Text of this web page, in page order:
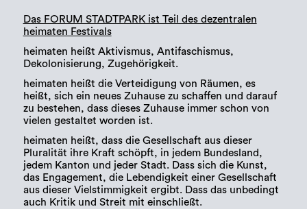
Das FORUM STADTPARK ist Teil des dezentralen
heimaten Festivals
heimaten heißt Aktivismus, Antifaschismus,
Dekolonisierung, Zugehörigkeit.
heimaten heißt die Verteidigung von Räumen, es
heißt, sich ein neues Zuhause zu schaffen und darauf
zu bestehen, dass dieses Zuhause immer schon von
vielen gestaltet worden ist.
heimaten heißt, dass die Gesellschaft aus dieser
Pluralität ihre Kraft schöpft, in jedem Bundesland,
jedem Kanton und jeder Stadt. Dass sich die Kunst,
das Engagement, die Lebendigkeit einer Gesellschaft
aus dieser Vielstimmigkeit ergibt. Dass das unbedingt
auch Kritik und Streit mit einschließt.